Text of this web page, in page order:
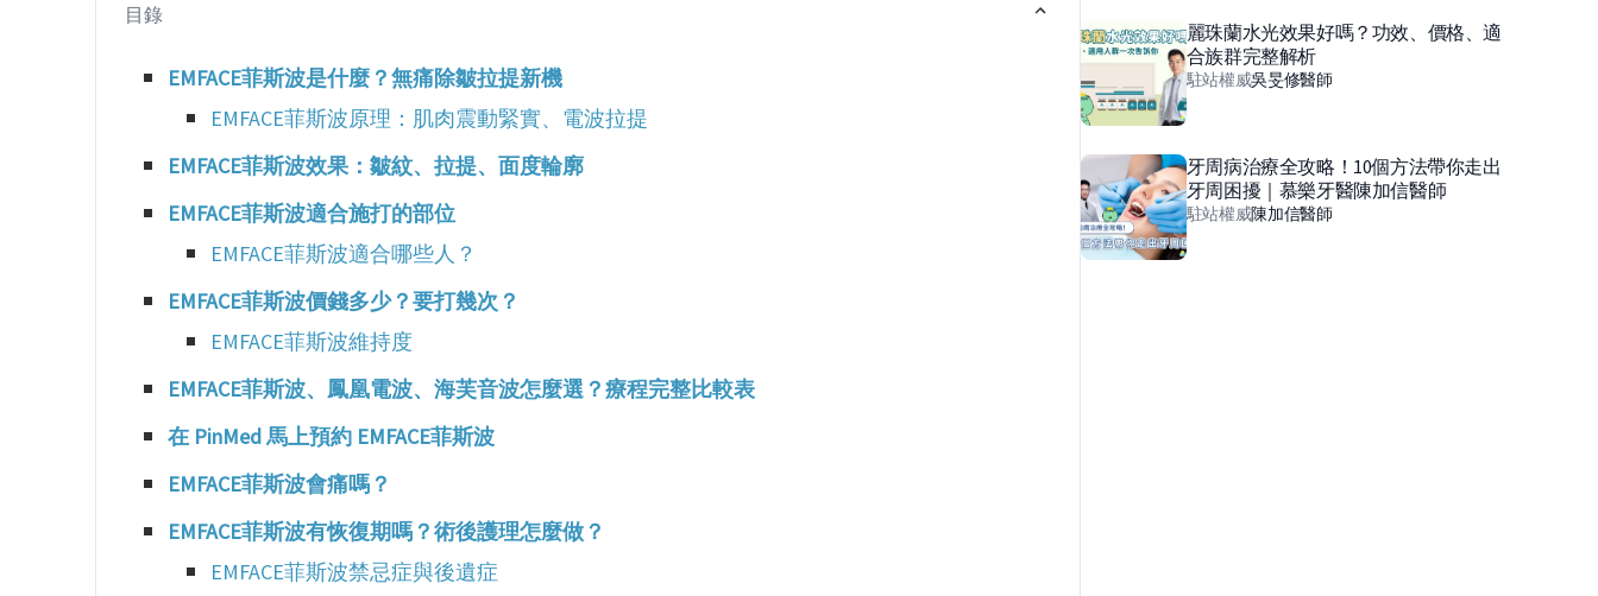
目錄
EMFACE菲斯波是什麼？無痛除皺拉提新機
EMFACE菲斯波原理：肌肉震動緊實、電波拉提
EMFACE菲斯波效果：皺紋、拉提、面度輪廓
EMFACE菲斯波適合施打的部位
EMFACE菲斯波適合哪些人？
EMFACE菲斯波價錢多少？要打幾次？
EMFACE菲斯波維持度
EMFACE菲斯波、鳳凰電波、海芙音波怎麼選？療程完整比較表
在 PinMed 馬上預約 EMFACE菲斯波
EMFACE菲斯波會痛嗎？
EMFACE菲斯波有恢復期嗎？術後護理怎麼做？
EMFACE菲斯波禁忌症與後遺症
麗珠蘭水光效果好嗎？功效、價格、適
合族群完整解析
駐站權威吳旻修醫師
牙周病治療全攻略！10個方法帶你走出
牙周困擾｜慕樂牙醫陳加信醫師
駐站權威陳加信醫師